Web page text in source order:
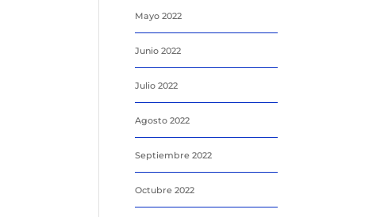
Mayo 2022
Junio 2022
Julio 2022
Agosto 2022
Septiembre 2022
Octubre 2022